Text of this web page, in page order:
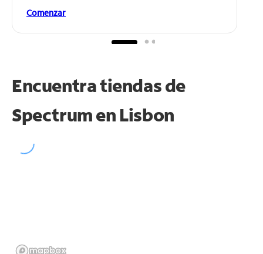
Comenzar
Encuentra tiendas de
Spectrum en Lisbon